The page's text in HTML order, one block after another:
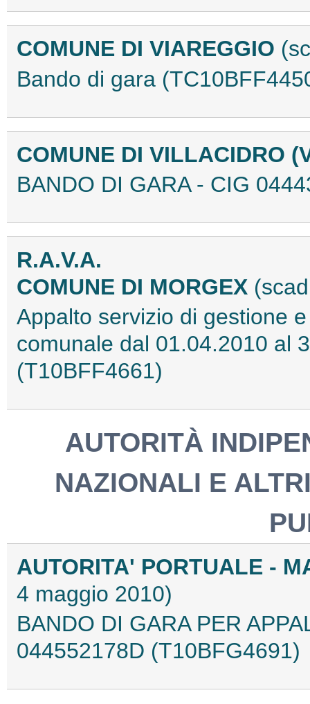
COMUNE DI VIAREGGIO
Bando di gara
COMUNE DI VILLACIDRO
BANDO DI GARA - CIG
R.A.V.A.
COMUNE DI MORGEX
Appalto servizio di gestione
comunale dal 01.04.2010 al
(T10BFF4661)
AUTORITÀ
NAZIONALI E
AUTORITA' PORTUALE -
4 maggio 2010)
BANDO DI GARA PER
044552178D (T10BFG4691)